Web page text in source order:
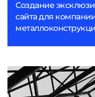
Создание
сайта для